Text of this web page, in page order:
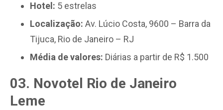
Hotel: 5 estrelas
Localização: Av. Lúcio Costa, 9600 – Barra da
Tijuca, Rio de Janeiro – RJ
Média de valores: Diárias a partir de R$ 1.500
03. Novotel Rio de Janeiro
Leme